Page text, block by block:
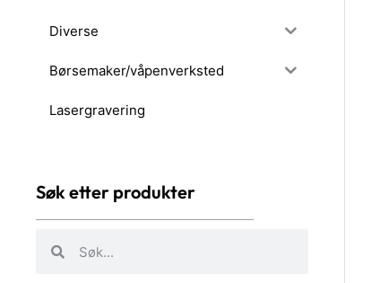
Diverse
Børsemaker/våpenverksted
Lasergravering
Søk etter produkter